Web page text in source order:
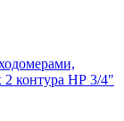
контура НР 3/4"